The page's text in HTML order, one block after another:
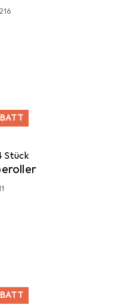
216
Stück